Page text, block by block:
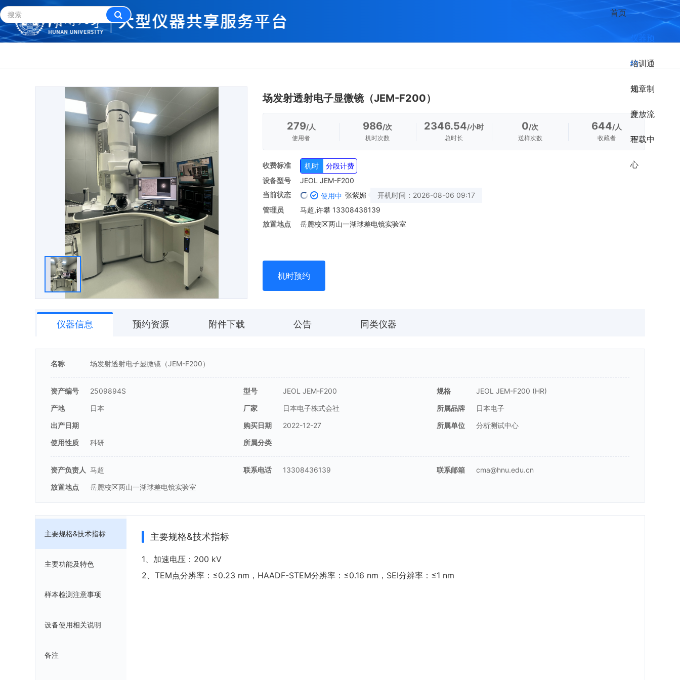
首页
仪器预
约
培训通
知
规章制
度
开放流
程
下载中
心
场发射透射电子显微镜（JEM-F200）
279/人
使用者
986/次
机时次数
2346.54/小时
总时长
0/次
送样次数
644/人
收藏者
收费标准 机时
分段计费
设备型号
JEOL JEM-F200
当前状态
使用中 张紫媚 开机时间： 2026-08-06 09:17
管理员
马超,许攀 13308436139
放置地点
岳麓校区两山一湖球差电镜实验室
机时预约
仪器信息 预约资源 附件下载 公告 同类仪器
名称 场发射透射电子显微镜（JEM-F200）
资产编号 2509894S 型号 JEOL JEM-F200 规格
JEOL JEM-F200 (HR)
产地
日本 厂家 日本电子株式会社 所属品牌
日本电子
出产日期
购买日期 2022-12-27 所属单位
分析测试中心
使用性质
科研 所属分类
资产负责人 马超 联系电话 13308436139 联系邮箱
cma@hnu.edu.cn
放置地点
岳麓校区两山一湖球差电镜实验室
主要规格&技术指标
主要功能及特色
样本检测注意事项
设备使用相关说明
备注
主要规格&技术指标
1、加速电压：200 kV
2、TEM点分辨率：≤0.23 nm，HAADF-STEM分辨率：≤0.16 nm，SEI分辨率：≤1 nm